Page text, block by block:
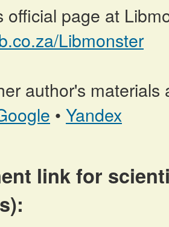
page at
Libmonster
author's materials
• Yandex
link for